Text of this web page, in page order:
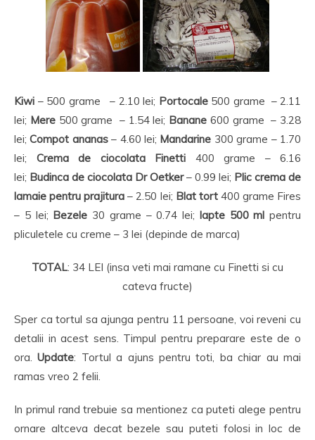
Kiwi – 500 grame – 2.10 lei; Portocale500 grame – 2.11
lei; Mere500 grame – 1.54 lei; Banane 600 grame – 3.28
lei;Compot ananas– 4.60 lei; Mandarine 300 grame – 1.70
lei; Crema de ciocolata Finetti 400 grame – 6.16
lei; Budinca de ciocolata Dr Oetker– 0.99 lei; Plic crema de
lamaie pentru prajitura – 2.50 lei; Blat tort400 grame Fires
– 5 lei; Bezele 30 grame – 0.74 lei; lapte 500 ml pentru
pliculetele cu creme – 3 lei (depinde de marca)
TOTAL: 34 LEI (insa veti mai ramane cu Finetti si cu
cateva fructe)
Sper ca tortul sa ajunga pentru 11 persoane, voi reveni cu
detalii in acest sens. Timpul pentru preparare este de o
ora.Update: Tortul a ajuns pentru toti, ba chiar au mai
ramas vreo 2 felii.
In primul rand trebuie sa mentionez ca puteti alege pentru
ornare altceva decat bezele sau puteti folosi in loc de